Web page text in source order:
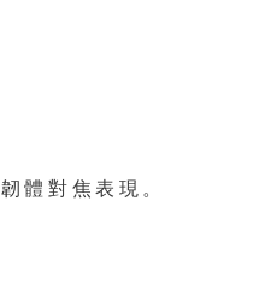
體對焦表現。